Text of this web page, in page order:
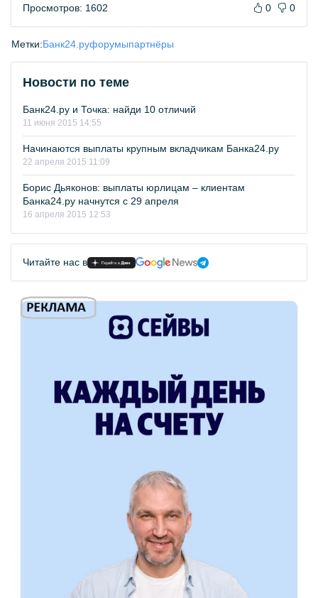
Просмотров: 1602 0 0
Метки:Банк24.руфорумыпартнёры
Новости по теме
Банк24.ру и Точка: найди 10 отличий
11 июня 2015 14:55
Начинаются выплаты крупным вкладчикам Банка24.ру
22 апреля 2015 11:09
Борис Дьяконов: выплаты юрлицам – клиентам
Банка24.ру начнутся с 29 апреля
16 апреля 2015 12:53
Читайте нас в